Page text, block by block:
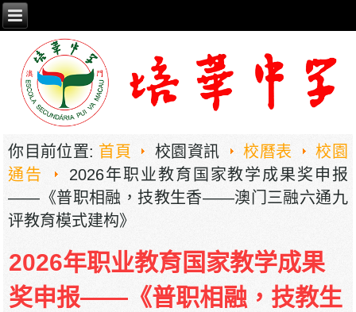
你目前位置: 首頁 校園資訊 校曆表
校園
通告
2026年职业教育国家教学成果奖申报
——《普职相融，技教生香——澳门三融六通九
评教育模式建构》
2026年职业教育国家教学成果
奖申报——《普职相融，技教生